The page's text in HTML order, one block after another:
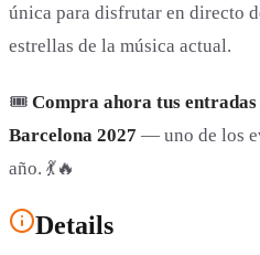
única para disfrutar en directo
estrellas de la música actual.
🎟️ Compra ahora tus entradas
Barcelona 2027 — uno de los
año. 💃🔥
Details